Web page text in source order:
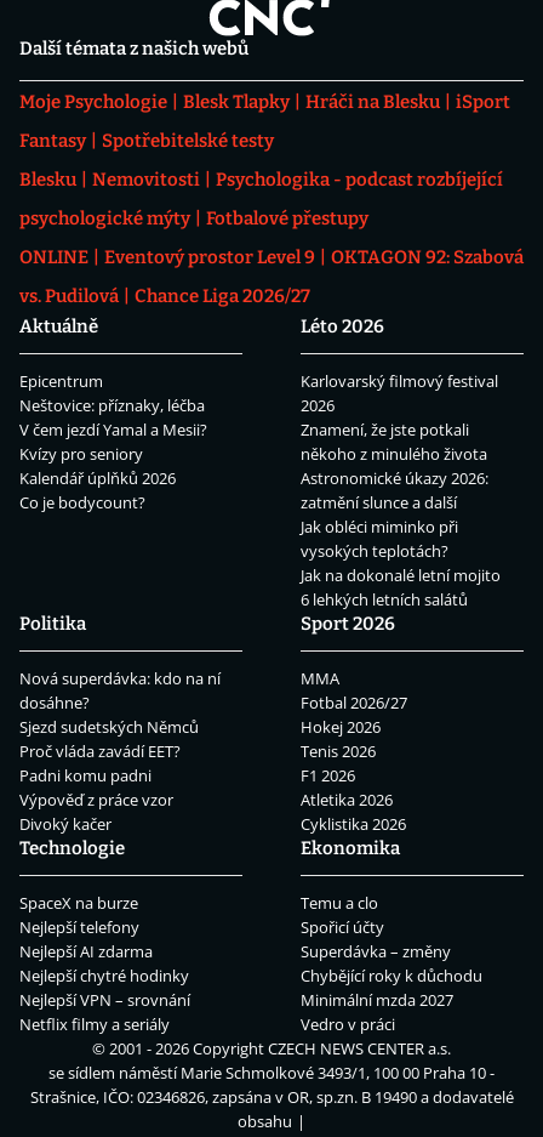
Další témata z našich webů
Moje Psychologie Blesk Tlapky Hráči na Blesku
iSport
Fantasy
Spotřebitelské testy
Blesku
Nemovitosti
Psychologika - podcast rozbíjející
psychologické mýty
Fotbalové přestupy
ONLINE
Eventový prostor Level 9
OKTAGON 92: Szabová
vs. Pudilová
Chance Liga 2026/27
Aktuálně
Epicentrum
Neštovice: příznaky, léčba
V čem jezdí Yamal a Mesii?
Kvízy pro seniory
Kalendář úplňků 2026
Co je bodycount?
Léto 2026
Karlovarský filmový festival
2026
Znamení, že jste potkali
někoho z minulého života
Astronomické úkazy 2026:
zatmění slunce a další
Jak obléci miminko při
vysokých teplotách?
Jak na dokonalé letní mojito
6 lehkých letních salátů
Politika
Nová superdávka: kdo na ní
dosáhne?
Sjezd sudetských Němců
Proč vláda zavádí EET?
Padni komu padni
Výpověď z práce vzor
Divoký kačer
Sport 2026
MMA
Fotbal 2026/27
Hokej 2026
Tenis 2026
F1 2026
Atletika 2026
Cyklistika 2026
Technologie
SpaceX na burze
Nejlepší telefony
Nejlepší AI zdarma
Nejlepší chytré hodinky
Nejlepší VPN – srovnání
Netflix filmy a seriály
Ekonomika
Temu a clo
Spořicí účty
Superdávka – změny
Chybějící roky k důchodu
Minimální mzda 2027
Vedro v práci
© 2001 - 2026 CopyrightCZECH NEWS CENTER a.s.
se sídlem náměstí Marie Schmolkové 3493/1, 100 00 Praha 10 -
Strašnice, IČO: 02346826, zapsána v OR, sp.zn. B 19490 a dodavatelé
obsahu